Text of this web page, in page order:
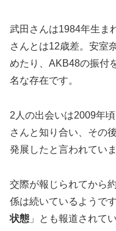
武田さんは1984年生ま
さんとは12歳差。安室
めたり、AKB48の振付
名な存在です。
2人の出会いは2009年
さんと知り合い、その
発展したと言われていま
交際が報じられてから
係は続いているようで
状態 」とも報道されて